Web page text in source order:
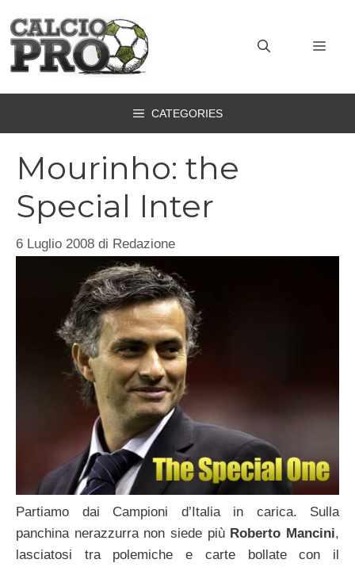
contenuto
CATEGORIES
Mourinho: the
Special Inter
6 Luglio 2008 di Redazione
Partiamo dai Campioni d’Italia in carica. Sulla
panchina nerazzurra non siede più Roberto Mancini,
lasciatosi tra polemiche e carte bollate con il